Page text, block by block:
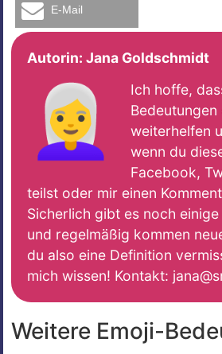
E-Mail
Autorin: Jana Goldschmidt
👩‍🦳
Ich hoffe,
weiterhelfen
wenn du
Facebook,
teilst oder mir einen
Sicherlich gibt es noch
und regelmäßig kommen
du also eine Definition
mich wissen! Kontakt:
Weitere Emoji-